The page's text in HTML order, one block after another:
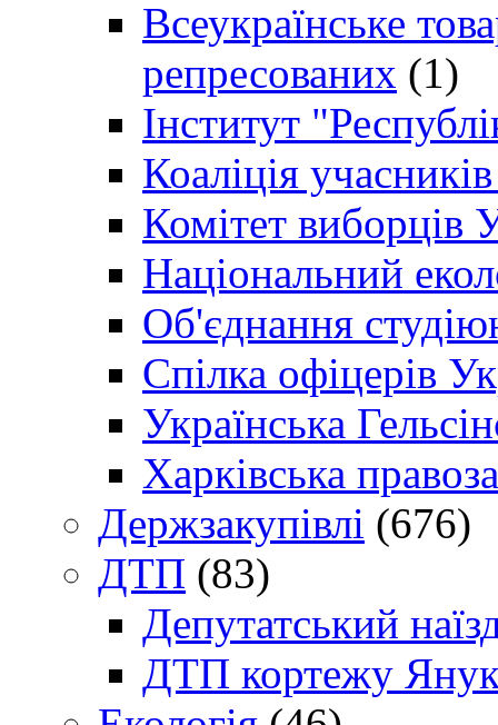
Всеукраїнське
репресованих (1)
Інститут
Коаліція
Комітет виборців
Національний
Об'єднання
Спілка офіцерів
Українська
Харківська
Держзакупівлі (676)
ДТП (83)
Депутатський
ДТП кортежу